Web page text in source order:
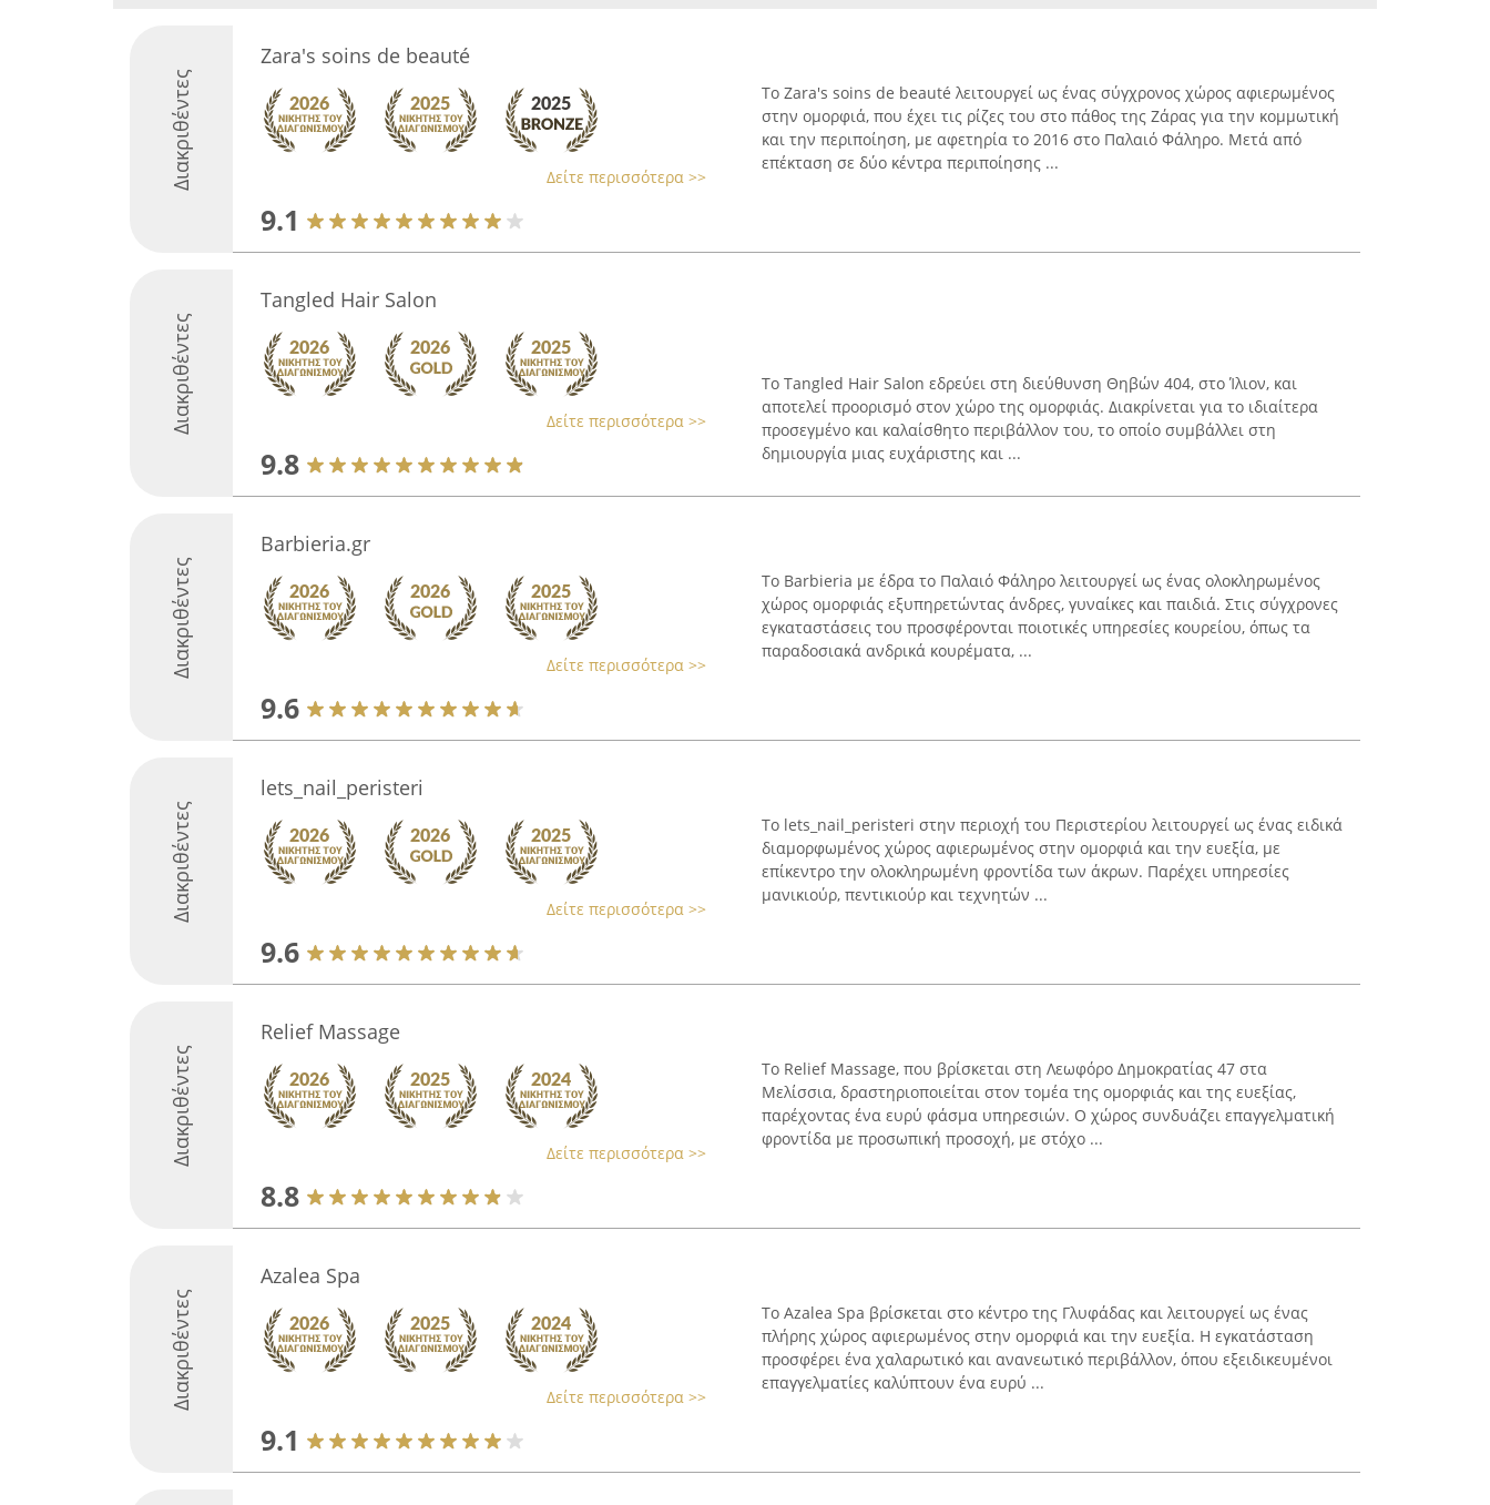
Διακριθέντες
Zara's soins de beauté
Δείτε περισσότερα >>
9.1
Το Zara's soins de beauté λειτουργεί ως ένας σύγχρονος χώρος αφιερωμένος
στην ομορφιά, που έχει τις ρίζες του στο πάθος της Ζάρας για την κομμωτική
και την περιποίηση, με αφετηρία το 2016 στο Παλαιό Φάληρο. Μετά από
επέκταση σε δύο κέντρα περιποίησης ...
Διακριθέντες
Tangled Hair Salon
Δείτε περισσότερα >>
9.8
Το Tangled Hair Salon εδρεύει στη διεύθυνση Θηβών 404, στο Ίλιον, και
αποτελεί προορισμό στον χώρο της ομορφιάς. Διακρίνεται για το ιδιαίτερα
προσεγμένο και καλαίσθητο περιβάλλον του, το οποίο συμβάλλει στη
δημιουργία μιας ευχάριστης και ...
Διακριθέντες
Barbieria.gr
Δείτε περισσότερα >>
9.6
Το Barbieria με έδρα το Παλαιό Φάληρο λειτουργεί ως ένας ολοκληρωμένος
χώρος ομορφιάς εξυπηρετώντας άνδρες, γυναίκες και παιδιά. Στις σύγχρονες
εγκαταστάσεις του προσφέρονται ποιοτικές υπηρεσίες κουρείου, όπως τα
παραδοσιακά ανδρικά κουρέματα, ...
Διακριθέντες
lets_nail_peristeri
Δείτε περισσότερα >>
9.6
Το lets_nail_peristeri στην περιοχή του Περιστερίου λειτουργεί ως ένας ειδικά
διαμορφωμένος χώρος αφιερωμένος στην ομορφιά και την ευεξία, με
επίκεντρο την ολοκληρωμένη φροντίδα των άκρων. Παρέχει υπηρεσίες
μανικιούρ, πεντικιούρ και τεχνητών ...
Διακριθέντες
Relief Massage
Δείτε περισσότερα >>
8.8
Το Relief Massage, που βρίσκεται στη Λεωφόρο Δημοκρατίας 47 στα
Μελίσσια, δραστηριοποιείται στον τομέα της ομορφιάς και της ευεξίας,
παρέχοντας ένα ευρύ φάσμα υπηρεσιών. Ο χώρος συνδυάζει επαγγελματική
φροντίδα με προσωπική προσοχή, με στόχο ...
Διακριθέντες
Azalea Spa
Δείτε περισσότερα >>
9.1
Το Azalea Spa βρίσκεται στο κέντρο της Γλυφάδας και λειτουργεί ως ένας
πλήρης χώρος αφιερωμένος στην ομορφιά και την ευεξία. Η εγκατάσταση
προσφέρει ένα χαλαρωτικό και ανανεωτικό περιβάλλον, όπου εξειδικευμένοι
επαγγελματίες καλύπτουν ένα ευρύ ...